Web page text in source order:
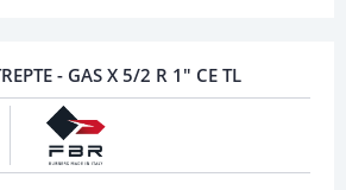
- GAS X 5/2 R 1" CE TL